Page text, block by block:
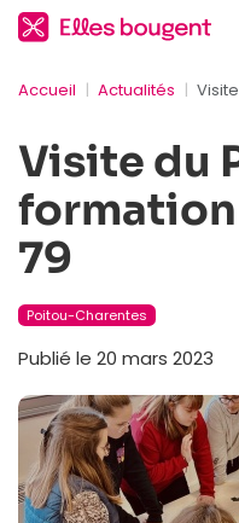
Accueil Actualités
Visite du
formation
79
Poitou-Charentes
Publié le 20 mars 2023